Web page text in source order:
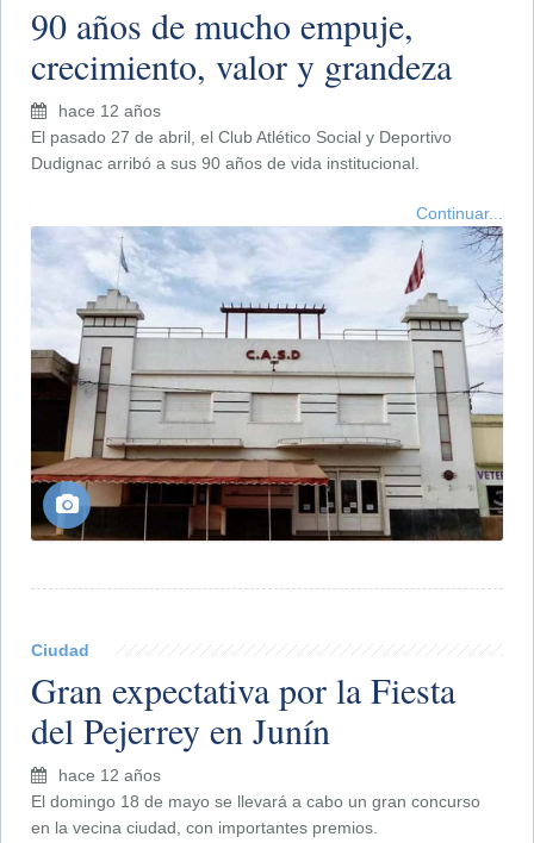
90 años de mucho empuje,
crecimiento, valor y grandeza
hace 12 años
El pasado 27 de abril, el Club Atlético Social y Deportivo
Dudignac arribó a sus 90 años de vida institucional.
Continuar...
Ciudad
Gran expectativa por la Fiesta
del Pejerrey en Junín
hace 12 años
El domingo 18 de mayo se llevará a cabo un gran concurso
en la vecina ciudad, con importantes premios.